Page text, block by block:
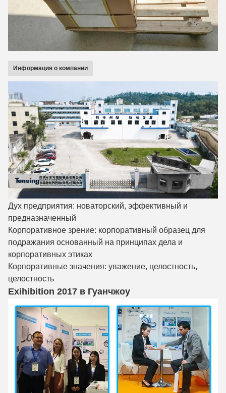
Информация о компании
Дух предприятия: новаторский, эффективный и
предназначенный
Корпоративное зрение: корпоративный образец для
подражания основанный на принципах дела и
корпоративных этиках
Корпоративные значения: уважение, целостность,
целостность
Exihibition 2017 в Гуанчжоу